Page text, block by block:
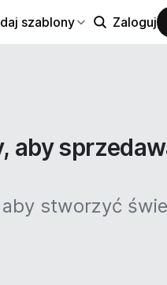
szablony Zaloguj
aby
stworzyć